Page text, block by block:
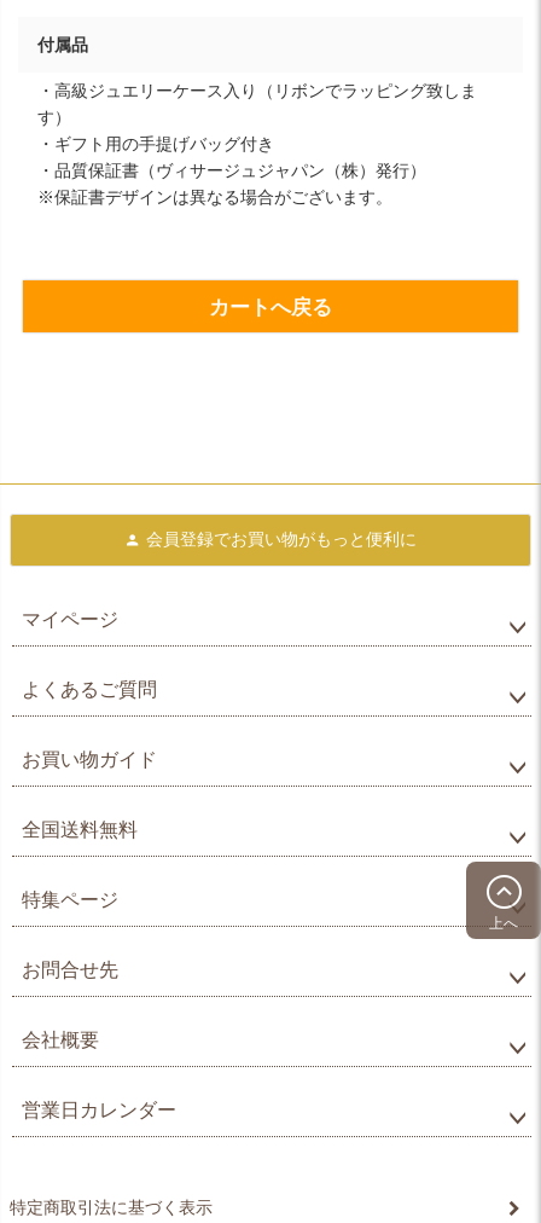
付属品
・高級ジュエリーケース入り（リボンでラッピング致しま
す）
・ギフト用の手提げバッグ付き
・品質保証書（ヴィサージュジャパン（株）発行）
※保証書デザインは異なる場合がございます。
カートへ戻る
上へ
会員登録でお買い物がもっと便利に
マイページ
よくあるご質問
お買い物ガイド
全国送料無料
特集ページ
お問合せ先
会社概要
営業日カレンダー
特定商取引法に基づく表示